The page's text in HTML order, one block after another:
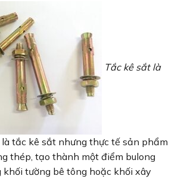
Tắc kê sắt là
tắc kê sắt nhưng thực tế sản phẩm
thép, tạo thành một điểm bulong
khối tường bê tông hoặc khối xây